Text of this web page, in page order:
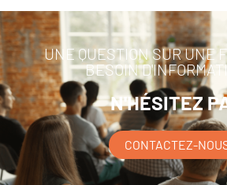
UNE QUESTION SUR UNE
BESOIN
N'HÉSITEZ
CONTACTEZ-